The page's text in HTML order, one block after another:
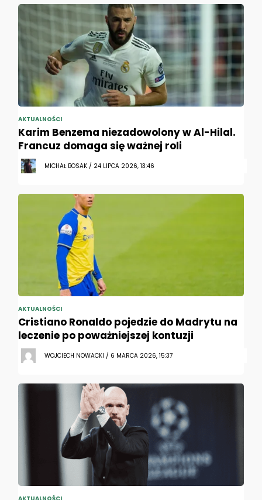
AKTUALNOŚCI
Karim Benzema niezadowolony w Al-Hilal.
Francuz domaga się ważnej roli
MICHAŁ BOSAK / 24 LIPCA 2026, 13:46
AKTUALNOŚCI
Cristiano Ronaldo pojedzie do Madrytu na
leczenie po poważniejszej kontuzji
WOJCIECH NOWACKI / 6 MARCA 2026, 15:37